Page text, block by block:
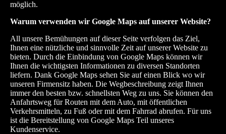
möglich.
Warum verwenden wir Google Maps auf unserer Website?
All unsere Bemühungen auf dieser Seite verfolgen das Ziel,
Ihnen eine nützliche und sinnvolle Zeit auf unserer Website zu
bieten. Durch die Einbindung von Google Maps können wir
Ihnen die wichtigsten Informationen zu diversen Standorten
liefern. Dank Google Maps sehen Sie auf einen Blick wo wir
unseren Firmensitz haben. Die Wegbeschreibung zeigt Ihnen
immer den besten bzw. schnellsten Weg zu uns. Sie können den
Anfahrtsweg für Routen mit dem Auto, mit öffentlichen
Verkehrsmitteln, zu Fuß oder mit dem Fahrrad abrufen. Für uns
ist die Bereitstellung von Google Maps Teil unseres
Kundenservice.